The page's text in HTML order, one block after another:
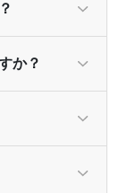
か？